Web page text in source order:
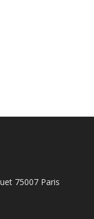
75007 Paris